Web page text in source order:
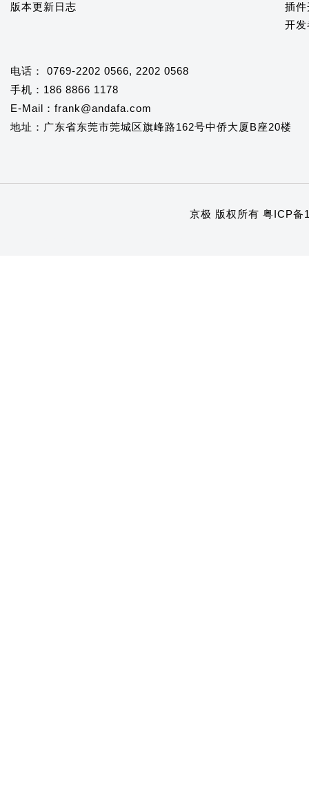
版本更新日志
插
开
电话： 0769-2202 0566, 2202 0568
手机：186 8866 1178
E-Mail：frank@andafa.com
地址：广东省东莞市莞城区旗峰路162号中侨大厦B座20楼
京极 版权所有 粤ICP备